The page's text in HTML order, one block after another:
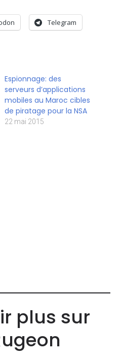
Telegram
Espionnage: des
serveurs d’applications
mobiles au Maroc cibles
de piratage pour la NSA
22 mai 2015
plus sur